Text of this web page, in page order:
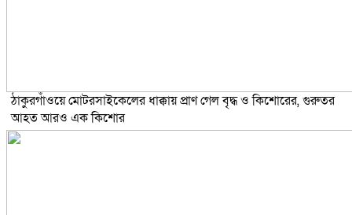
ঠাকুরগাঁওয়ে মোটরসাইকেলের ধাক্কায় প্রাণ গেল বৃদ্ধ ও কিশোরের, গুরুতর
আহত আরও এক কিশোর